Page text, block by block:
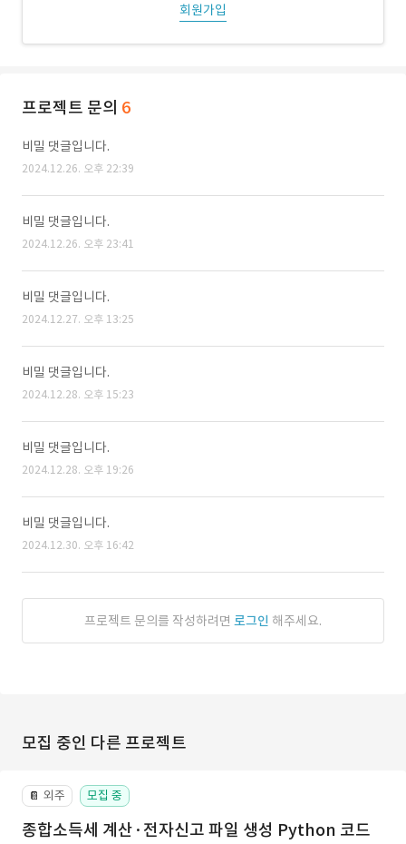
회원가입
프로젝트 문의 6
비밀 댓글입니다.
2024.12.26. 오후 22:39
비밀 댓글입니다.
2024.12.26. 오후 23:41
비밀 댓글입니다.
2024.12.27. 오후 13:25
비밀 댓글입니다.
2024.12.28. 오후 15:23
비밀 댓글입니다.
2024.12.28. 오후 19:26
비밀 댓글입니다.
2024.12.30. 오후 16:42
프로젝트 문의를 작성하려면 로그인 해주세요.
모집 중인 다른 프로젝트
📔 외주 모집 중
종합소득세 계산·전자신고 파일 생성 Python 코드